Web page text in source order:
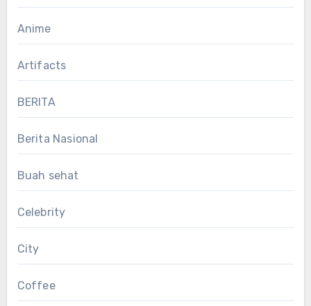
Anime
Artifacts
BERITA
Berita Nasional
Buah sehat
Celebrity
City
Coffee